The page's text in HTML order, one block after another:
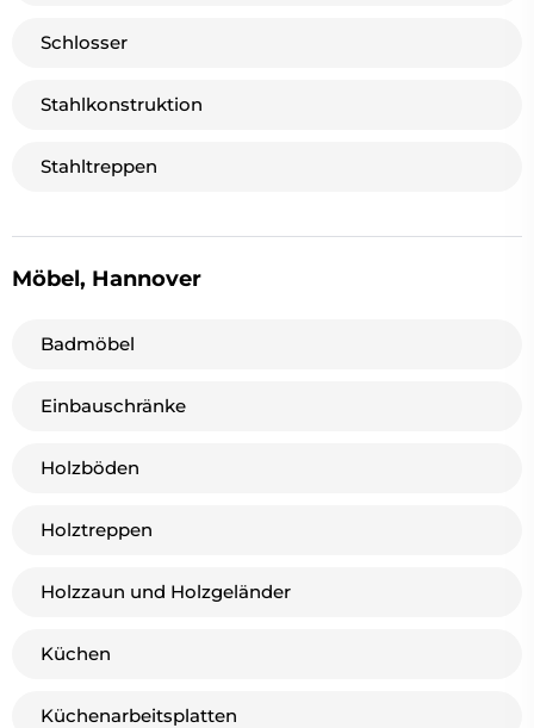
Schlosser
Stahlkonstruktion
Stahltreppen
Möbel, Hannover
Badmöbel
Einbauschränke
Holzböden
Holztreppen
Holzzaun und Holzgeländer
Küchen
Küchenarbeitsplatten